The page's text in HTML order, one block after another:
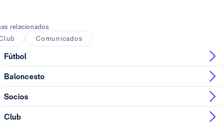
relacionados
Comunicados
Fútbol
Baloncesto
Socios
Club